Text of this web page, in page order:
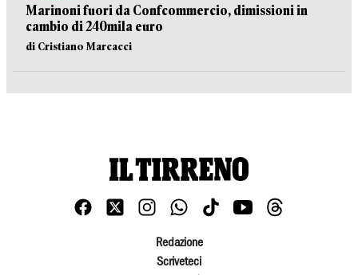
Marinoni fuori da Confcommercio, dimissioni in
cambio di 240mila euro
di Cristiano Marcacci
Redazione
Scriveteci